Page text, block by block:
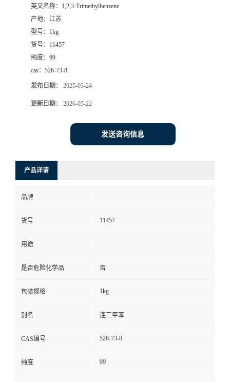
英文名称： 1,2,3-Trimethylbenzene
产地： 江苏
型号： 1kg
货号： 11457
纯度： 99
cas： 526-73-8
发布日期： 2025-03-24
更新日期： 2026-05-22
发送咨询信息
产品详请
品牌
货号 11457
用途
是否危险化学品 否
包装规格 1kg
别名 连三甲苯
CAS编号 526-73-8
纯度 99